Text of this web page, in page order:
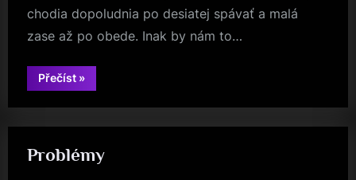
chodia dopoludnia po desiatej spávať a malá
zase až po obede. Inak by nám to…
Přečíst“Pôjdeme
si
»
Problémy